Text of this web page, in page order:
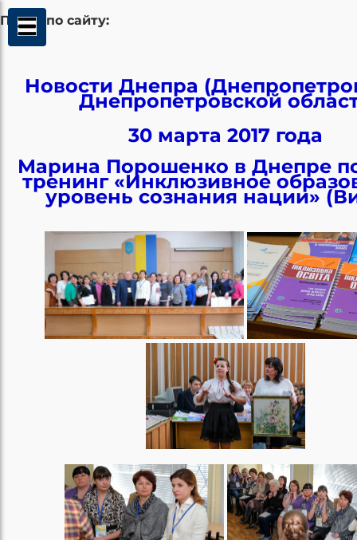
Поиск по сайту:
Новости Днепра
Днепропетровской
30 марта 2017 года
Марина Порошенко в Днепре
тренинг «Инклюзивное
уровень сознания нации»